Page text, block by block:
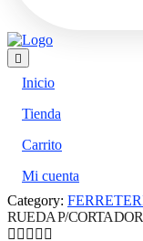
Inicio
Tienda
Carrito
Mi cuenta
Category:
RUEDA P/